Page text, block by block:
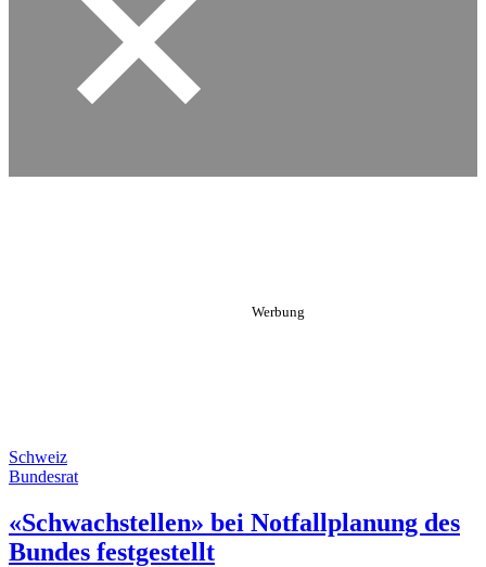
Schweiz
Bundesrat
«Schwachstellen» bei Notfallplanung des
Bundes festgestellt